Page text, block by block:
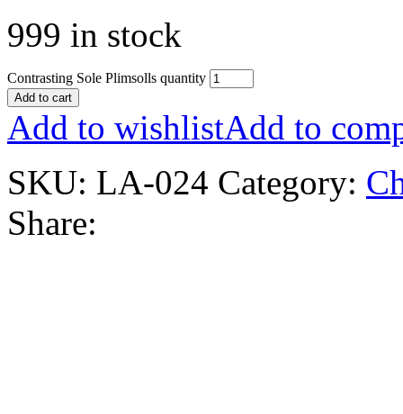
999 in stock
Contrasting Sole Plimsolls quantity
Add to cart
Add to wishlistAdd to
SKU: LA-024 Category:
Share: